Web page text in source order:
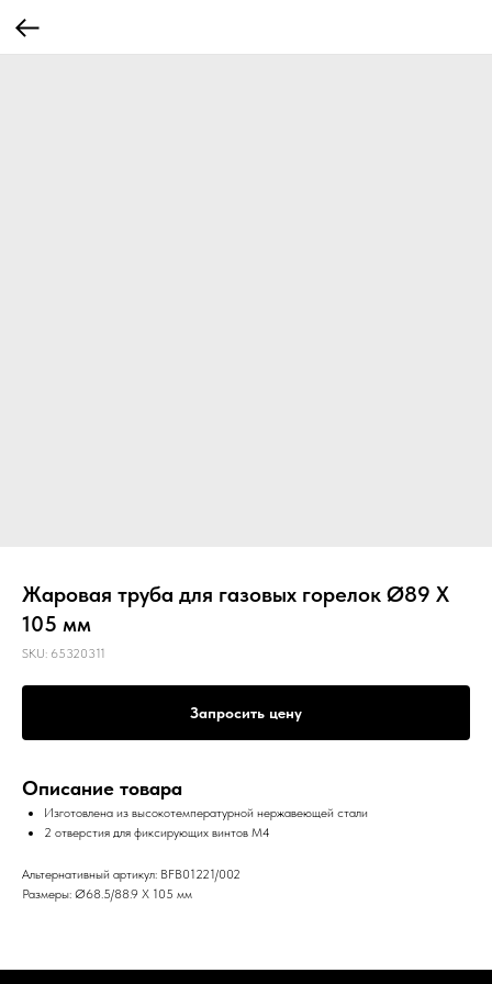
Жаровая труба для газовых горелок Ø89 X
105 мм
SKU: 65320311
Запросить цену
Описание товара
Изготовлена из высокотемпературной нержавеющей стали
2 отверстия для фиксирующих винтов M4
Альтернативный артикул: BFB01221/002
Размеры: Ø68.5/88.9 X 105 мм